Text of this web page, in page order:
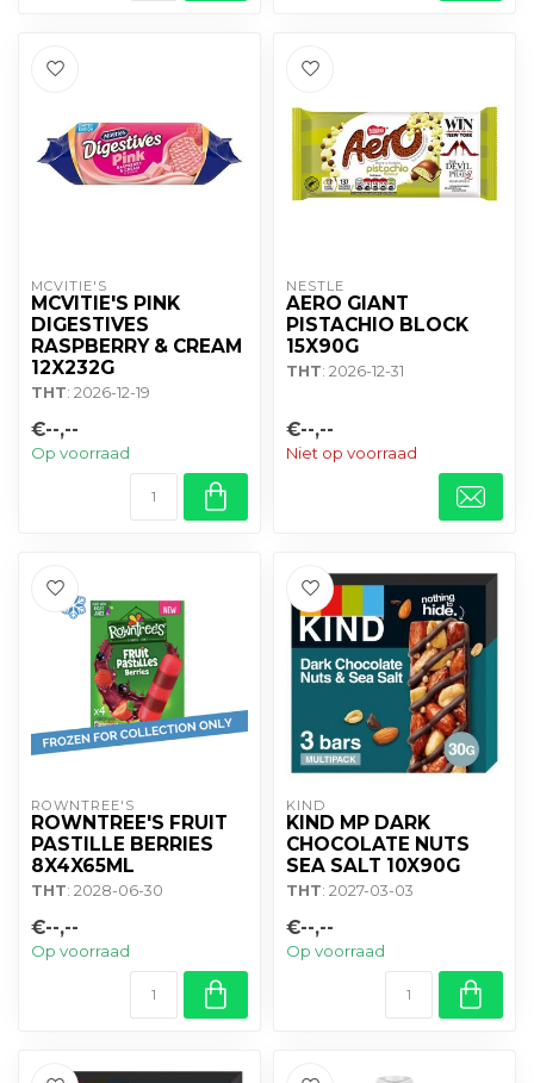
MCVITIE'S
MCVITIE'S PINK
DIGESTIVES
RASPBERRY & CREAM
12X232G
THT: 2026-12-19
€--,--
Op voorraad
NESTLE
AERO GIANT
PISTACHIO BLOCK
15X90G
THT: 2026-12-31
€--,--
Niet op voorraad
ROWNTREE'S
ROWNTREE'S FRUIT
PASTILLE BERRIES
8X4X65ML
THT: 2028-06-30
€--,--
Op voorraad
KIND
KIND MP DARK
CHOCOLATE NUTS
SEA SALT 10X90G
THT: 2027-03-03
€--,--
Op voorraad